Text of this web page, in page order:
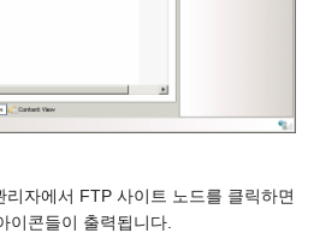
리자에서 FTP 사이트 노드를 클릭하면
이콘들이 출력됩니다.